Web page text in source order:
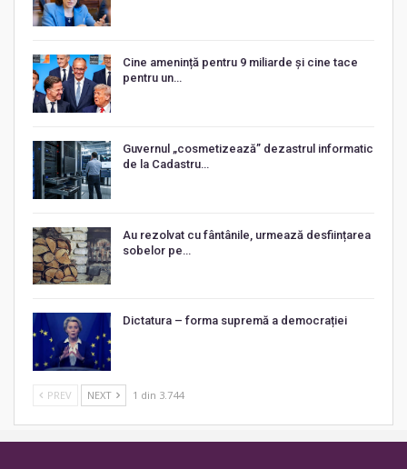
Cine amenință pentru 9 miliarde și cine tace
pentru un…
Guvernul „cosmetizează” dezastrul informatic
de la Cadastru…
Au rezolvat cu fântânile, urmează desființarea
sobelor pe…
Dictatura – forma supremă a democrației
PREV NEXT 1 din 3.744